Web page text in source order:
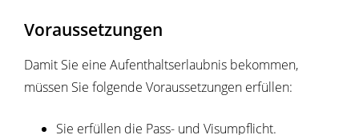
Voraussetzungen
Damit Sie eine Aufenthaltserlaubnis bekommen,
müssen Sie folgende Voraussetzungen erfüllen:
Sie erfüllen die Pass- und Visumpflicht.